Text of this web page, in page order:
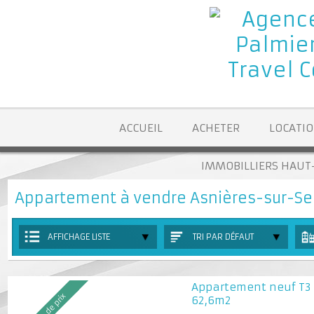
ACCUEIL ACHETER
IMMOBILLIERS
Appartement à vendre Asnières-sur-
AFFICHAGE LISTE TRI PAR DÉFAUT
Appartement neuf